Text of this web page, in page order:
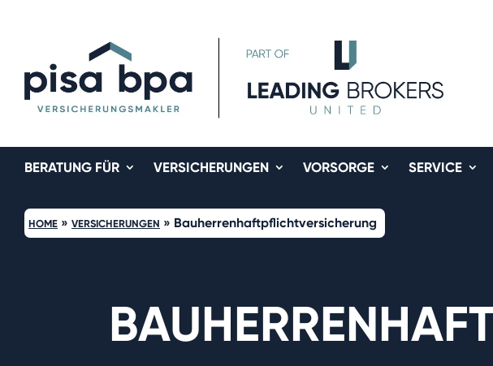
BERATUNG FÜR VERSICHERUNGEN VORSORGE SERVICE
HOME » VERSICHERUNGEN » Bauherrenhaftpflichtversicherung